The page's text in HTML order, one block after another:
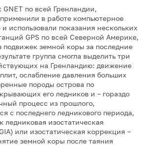
по всей Гренландии,
в работе компьютерное
использовали показания нескольких
GPS по всей Северной Америке,
подвижек земной коры за последние
группа смогла выделить три
на Гренландию: движение
ослабление давления больших
породы острова по
его ледников и – гораздо
процесс из прошлого,
с последнего ледникового периода,
ледниковая изостатическая
или изостатическая коррекция –
земной коры после таяния